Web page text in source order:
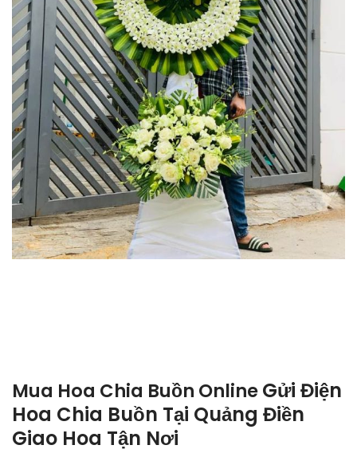
Mua Hoa Chia Buồn OnlineGửi Điện
Hoa Chia Buồn Tại Quảng Điền
Giao Hoa Tận Nơi